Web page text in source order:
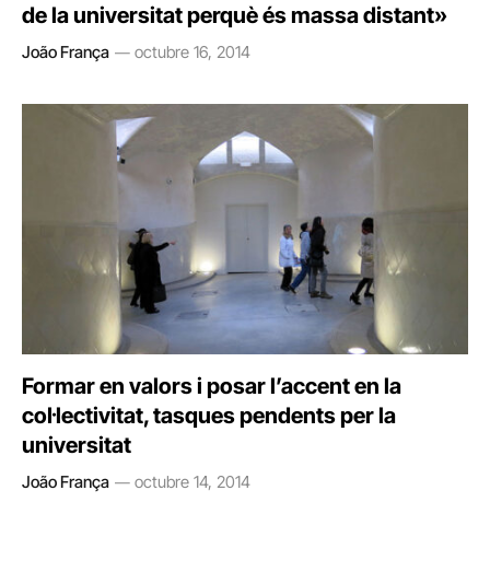
de la universitat perquè és massa distant»
João França octubre 16, 2014
Formar en valors i posar l’accent en la
col·lectivitat, tasques pendents per la
universitat
João França octubre 14, 2014